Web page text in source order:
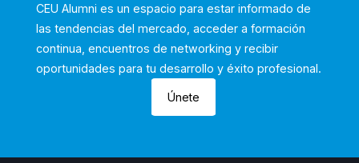
CEU Alumni es un espacio para estar informado de
las tendencias del mercado, acceder a formación
continua, encuentros de networking y recibir
oportunidades para tu desarrollo y éxito profesional.
Únete